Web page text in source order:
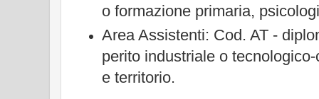
o formazione primaria,
Area Assistenti: Cod. AT -
perito industriale o
e territorio.